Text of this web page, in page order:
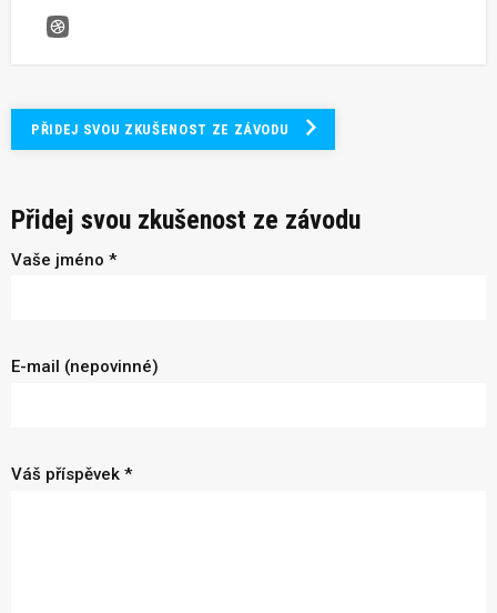
Běh na Šance
PŘIDEJ SVOU ZKUŠENOST ZE ZÁVODU
Přidej svou zkušenost ze závodu
Vaše jméno *
E-mail (nepovinné)
Váš příspěvek *